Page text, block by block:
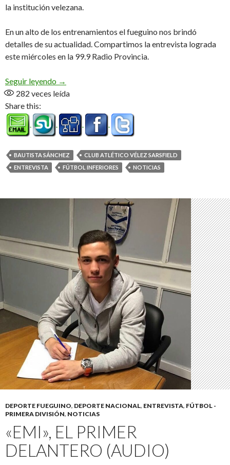
la institución velezana.
En un alto de los entrenamientos el fueguino nos brindó
detalles de su actualidad. Compartimos la entrevista lograda
este miércoles en la 99.9 Radio Provincia.
Seguir leyendo «Bauti» desde «La Fábrica» (Audio)
→
282 veces leída
Share this:
BAUTISTA SÁNCHEZ
CLUB ATLÉTICO VÉLEZ SARSFIELD
ENTREVISTA
FÚTBOL INFERIORES NOTICIAS
DEPORTE FUEGUINO, DEPORTE NACIONAL, ENTREVISTA, FÚTBOL -
PRIMERA DIVISIÓN, NOTICIAS
«EMI», EL PRIMER
DELANTERO (AUDIO)